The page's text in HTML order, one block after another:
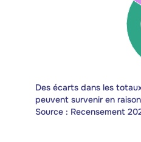
Des écarts dans les
peuvent survenir en raison
Source : Recensement